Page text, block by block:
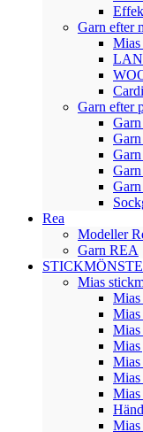
Garn efter
Garn efter
Rea
Modeller
Garn REA
Mias
Mias
Mias
Mias
Mias
Mias